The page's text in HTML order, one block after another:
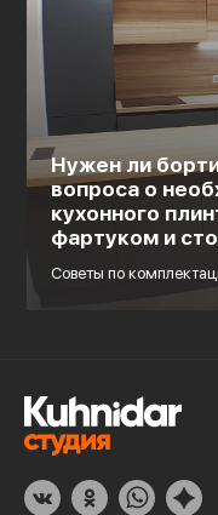
Нужен ли бортик в
вопроса о
кухонного
фартуком и
Советы по комплектации